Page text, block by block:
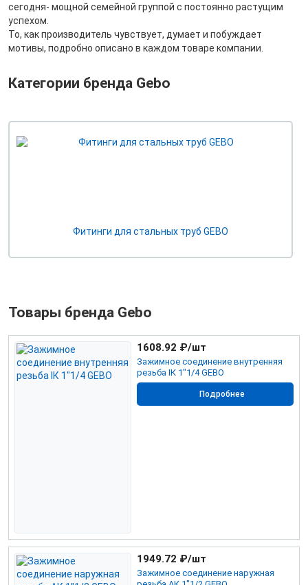
сегодня- мощной семейной группой с постоянно растущим
успехом.
То, как производитель чувствует, думает и побуждает
мотивы, подробно описано в каждом товаре компании.
Категории бренда Gebo
Фитинги для стальных труб GEBO
Товары бренда Gebo
Зажимное соединение внутренняя
резьба IК 1"1/4 GEBO
1608.92 ₽/шт
Подробнее
Зажимное соединение наружная
1949.72 ₽/шт